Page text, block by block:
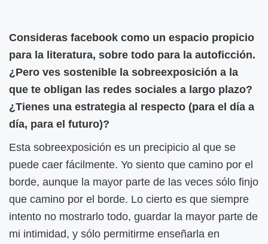
Consideras facebook como un espacio propicio
para la literatura, sobre todo para la autoficción.
¿Pero ves sostenible la sobreexposición a la
que te obligan las redes sociales a largo plazo?
¿Tienes una estrategia al respecto (para el día a
día, para el futuro)?
Esta sobreexposición es un precipicio al que se
puede caer fácilmente. Yo siento que camino por el
borde, aunque la mayor parte de las veces sólo finjo
que camino por el borde. Lo cierto es que siempre
intento no mostrarlo todo, guardar la mayor parte de
mi intimidad, y sólo permitirme enseñarla en